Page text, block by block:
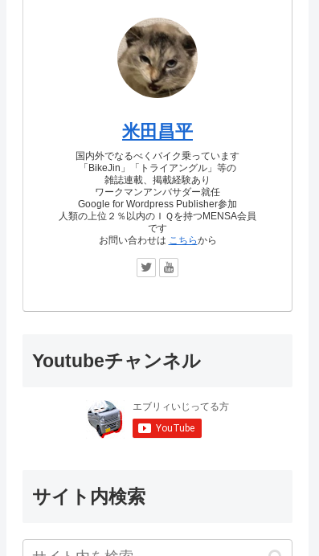
米田昌平
国内外でなるべくバイク乗っています
「BikeJin」「トライアングル」等の
雑誌連載、掲載経験あり
ワークマンアンバサダー就任
Google for Wordpress Publisher参加
人類の上位２％以内のＩＱを持つMENSA会員
です
お問い合わせは こちらから
Youtubeチャンネル
サイト内検索